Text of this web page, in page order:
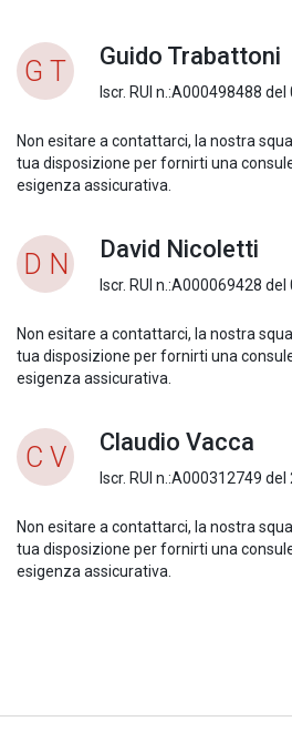
G T Guido Trabattoni
Iscr. RUI n.:A000498488
Non esitare a contattarci, la nostra
tua disposizione per fornirti una
esigenza assicurativa.
D N David Nicoletti
Iscr. RUI n.:A000069428
Non esitare a contattarci, la nostra
tua disposizione per fornirti una
esigenza assicurativa.
C V Claudio Vacca
Iscr. RUI n.:A000312749
Non esitare a contattarci, la nostra
tua disposizione per fornirti una
esigenza assicurativa.